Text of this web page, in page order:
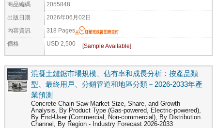
商品編碼 2055848
出版日期 2026年06月02日
內容資訊 318 Pages
價格 USD 2,500
混凝土鏈鋸市場規模、佔有率和成長分析：按產品類
型、最終用戶、分銷管道和地區分類－2026-2033年產
業預測
Concrete Chain Saw Market Size, Share, and Growth
Analysis, By Product Type (Gas-powered, Electric-powered),
By End-User (Commercial, Non-commercial), By Distribution
Channel, By Region - Industry Forecast 2026-2033